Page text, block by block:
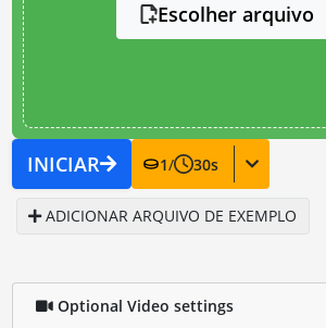
Escolher arquivo
INICIAR 1/ 30s
ADICIONAR ARQUIVO DE EXEMPLO
Optional Video settings